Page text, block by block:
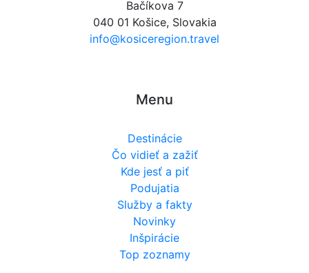
Bačíkova 7
040 01 Košice, Slovakia
info@kosiceregion.travel
Menu
Destinácie
Čo vidieť a zažiť
Kde jesť a piť
Podujatia
Služby a fakty
Novinky
Inšpirácie
Top zoznamy